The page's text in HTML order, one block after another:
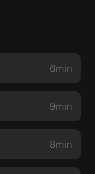
6min
9min
8min